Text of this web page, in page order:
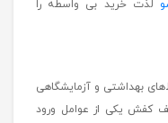
درمانی پوشش و البسه
با تهیه
لذت خرید بی واسطه را